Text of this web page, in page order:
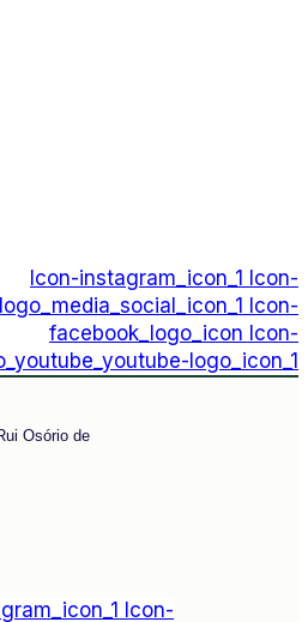
Icon-instagram_icon_1
Icon-
Icon-
facebook_logo_icon Icon-
logo_icon_1
Osório de
Icon-